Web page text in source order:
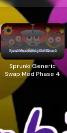
Sprunki Generic
Swap Mod Phase 4